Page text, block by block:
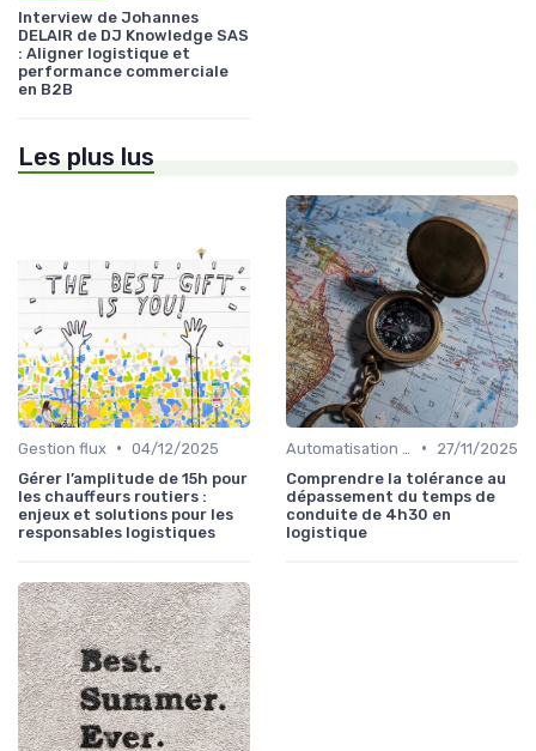
Interview de Johannes
DELAIR de DJ Knowledge SAS
: Aligner logistique et
performance commerciale
en B2B
Les plus lus
Gestion flux • 04/12/2025
Gérer l’amplitude de 15h pour
les chauffeurs routiers :
enjeux et solutions pour les
responsables logistiques
•
27/11/2025
Comprendre la tolérance au
dépassement du temps de
conduite de 4h30 en
logistique